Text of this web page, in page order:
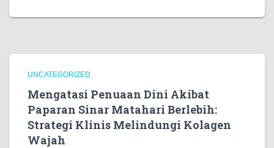
UNCATEGORIZED
Mengatasi Penuaan Dini Akibat
Paparan Sinar Matahari Berlebih:
Strategi Klinis Melindungi Kolagen
Wajah